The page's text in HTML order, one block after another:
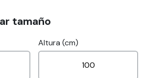
tamaño
Altura (cm)